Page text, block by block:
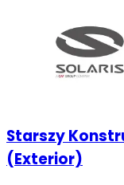
Starszy
(Exterior)